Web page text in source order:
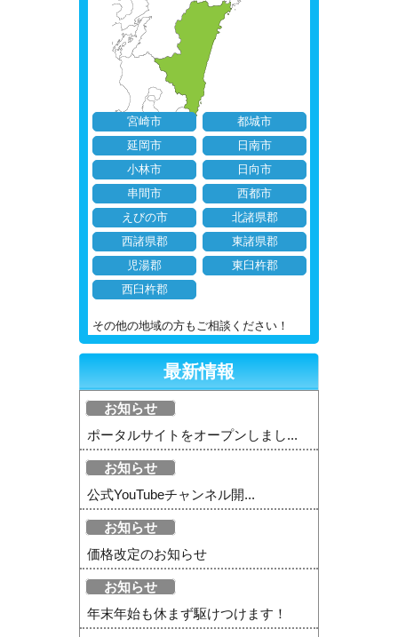
宮崎市
都城市
延岡市
日南市
小林市
日向市
串間市
西都市
えびの市
北諸県郡
西諸県郡
東諸県郡
児湯郡
東臼杵郡
西臼杵郡
その他の地域の方もご相談ください！
最新情報
お知らせ
ポータルサイトをオープンしまし...
お知らせ
公式YouTubeチャンネル開...
お知らせ
価格改定のお知らせ
お知らせ
年末年始も休まず駆けつけます！